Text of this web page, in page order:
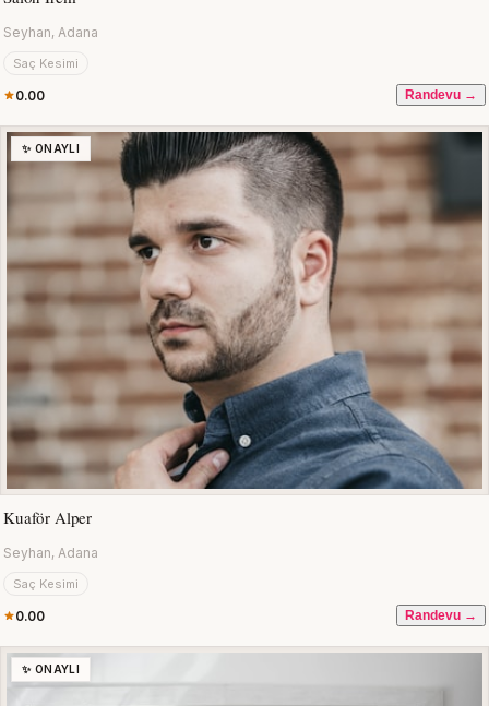
Seyhan, Adana
Saç Kesimi
0.00 Randevu →
✨ ONAYLI
Kuaför Alper
Seyhan, Adana
Saç Kesimi
0.00 Randevu →
✨ ONAYLI